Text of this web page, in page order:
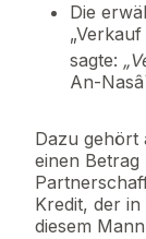
Die
sagte:
An-
Dazu gehört
einen
Kredit, der in
diesem